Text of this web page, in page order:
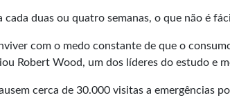
duas ou quatro semanas, o que não é
com o medo constante de que o
Robert Wood, um dos líderes do estudo e
cerca de 30.000 visitas a emergências